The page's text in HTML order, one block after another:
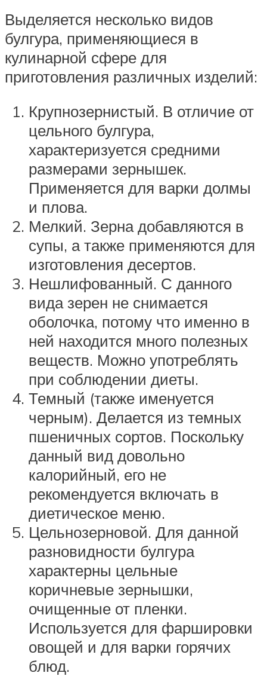
Выделяется несколько видов
булгура, применяющиеся в
кулинарной сфере для
приготовления различных изделий:
Крупнозернистый. В отличие от
цельного булгура,
характеризуется средними
размерами зернышек.
Применяется для варки долмы
и плова.
Мелкий. Зерна добавляются в
супы, а также применяются для
изготовления десертов.
Нешлифованный. С данного
вида зерен не снимается
оболочка, потому что именно в
ней находится много полезных
веществ. Можно употреблять
при соблюдении диеты.
Темный (также именуется
черным). Делается из темных
пшеничных сортов. Поскольку
данный вид довольно
калорийный, его не
рекомендуется включать в
диетическое меню.
Цельнозерновой. Для данной
разновидности булгура
характерны цельные
коричневые зернышки,
очищенные от пленки.
Используется для фаршировки
овощей и для варки горячих
блюд.